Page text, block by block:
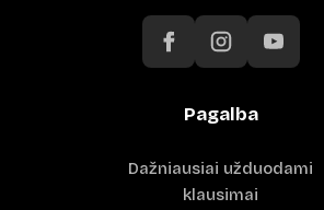
Pagalba
Dažniausiai užduodami
klausimai